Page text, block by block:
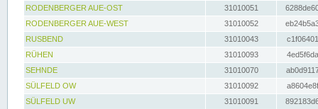
RODENBERGER AUE-OST
31010051
RODENBERGER AUE-WEST
31010052
RUSBEND
31010043
RÜHEN
31010093
SEHNDE
31010070
SÜLFELD OW
31010092
SÜLFELD UW
31010091